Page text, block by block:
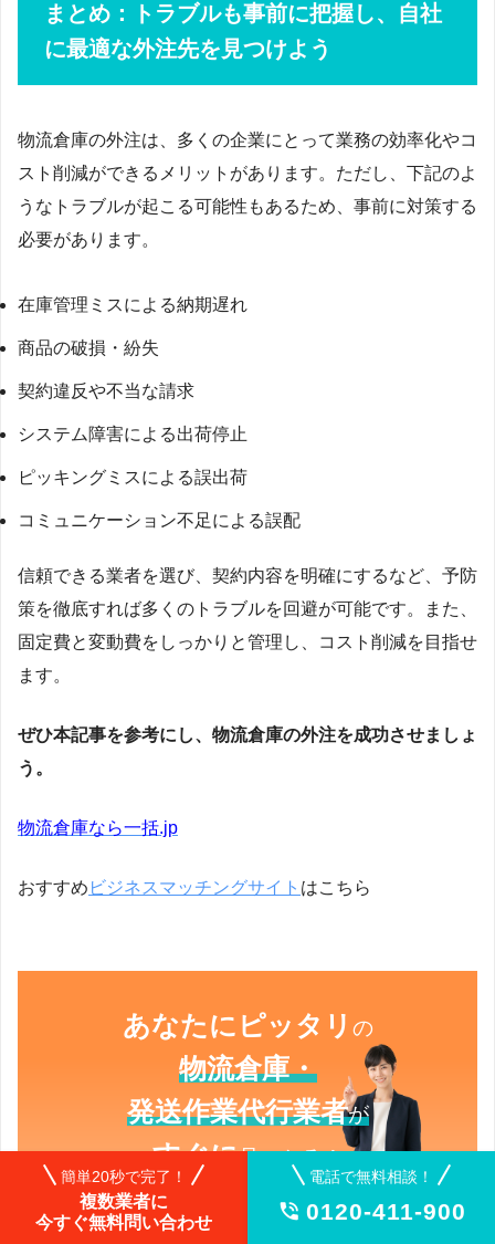
まとめ：トラブルも事前に把握し、自社
に最適な外注先を見つけよう
物流倉庫の外注は、多くの企業にとって業務の効率化やコ
スト削減ができるメリットがあります。ただし、下記のよ
うなトラブルが起こる可能性もあるため、事前に対策する
必要があります。
在庫管理ミスによる納期遅れ
商品の破損・紛失
契約違反や不当な請求
システム障害による出荷停止
ピッキングミスによる誤出荷
コミュニケーション不足による誤配
信頼できる業者を選び、契約内容を明確にするなど、予防
策を徹底すれば多くのトラブルを回避が可能です。また、
固定費と変動費をしっかりと管理し、コスト削減を目指せ
ます。
ぜひ本記事を参考にし、物流倉庫の外注を成功させましょ
う。
物流倉庫なら一括.jp
おすすめ ビジネスマッチングサイト はこちら
あなたにピッタリ の
物流倉庫・
発送作業代行業者が
すぐに見つかる！
簡単20秒！3項目入力で完了！
簡単20秒で完了！
複数業者に
今すぐ無料問い合わせ
電話で無料相談！
 0120-411-900